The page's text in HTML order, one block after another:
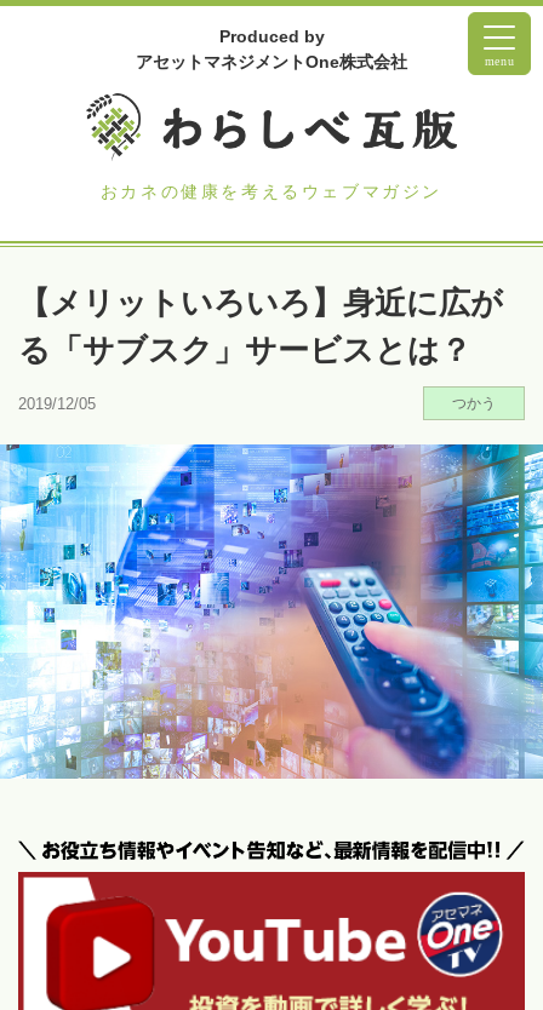
Produced by
アセットマネジメントOne株式会社
おカネの健康を考えるウェブマガジン
menu
【メリットいろいろ】身近に広が
る「サブスク」サービスとは？
2019/12/05 つかう